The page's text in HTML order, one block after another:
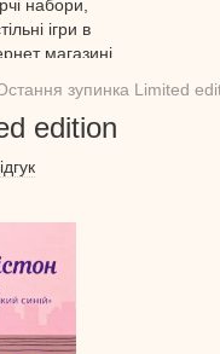
зупинка Limited
edition